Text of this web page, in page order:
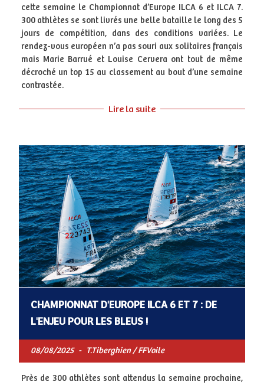
cette semaine le Championnat d’Europe ILCA 6 et ILCA 7.
300 athlètes se sont livrés une belle bataille le long des 5
jours de compétition, dans des conditions variées. Le
rendez-vous européen n’a pas souri aux solitaires français
mais Marie Barrué et Louise Cervera ont tout de même
décroché un top 15 au classement au bout d’une semaine
contrastée.
Lire la suite
CHAMPIONNAT D'EUROPE ILCA 6 ET 7 : DE
L'ENJEU POUR LES BLEUS !
08/08/2025 - T.Tiberghien / FFVoile
Près de 300 athlètes sont attendus la semaine prochaine,